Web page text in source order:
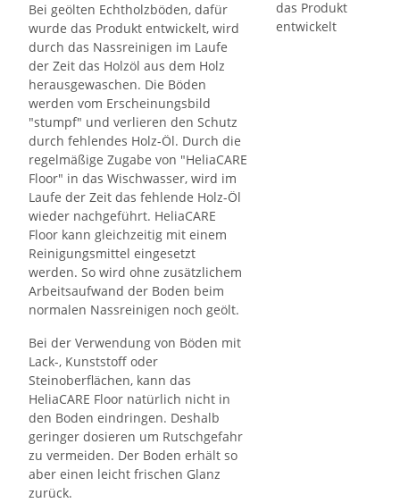
Bei geölten Echtholzböden, dafür
wurde das Produkt entwickelt, wird
durch das Nassreinigen im Laufe
der Zeit das Holzöl aus dem Holz
herausgewaschen. Die Böden
werden vom Erscheinungsbild
"stumpf" und verlieren den Schutz
durch fehlendes Holz-Öl. Durch die
regelmäßige Zugabe von "HeliaCARE
Floor" in das Wischwasser, wird im
Laufe der Zeit das fehlende Holz-Öl
wieder nachgeführt. HeliaCARE
Floor kann gleichzeitig mit einem
Reinigungsmittel eingesetzt
werden. So wird ohne zusätzlichem
Arbeitsaufwand der Boden beim
normalen Nassreinigen noch geölt.
Bei der Verwendung von Böden mit
Lack-, Kunststoff oder
Steinoberflächen, kann das
HeliaCARE Floor natürlich nicht in
den Boden eindringen. Deshalb
geringer dosieren um Rutschgefahr
zu vermeiden. Der Boden erhält so
aber einen leicht frischen Glanz
zurück.